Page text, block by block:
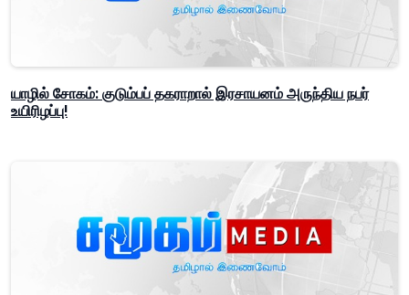
யாழில் சோகம்: குடும்பப் தகராறால் இரசாயனம் அருந்திய நபர்
உயிரிழப்பு!